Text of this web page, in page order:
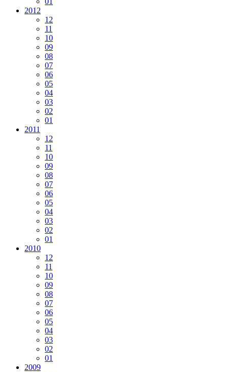
2012
12
11
10
09
08
07
06
05
04
03
02
01
2011
12
11
10
09
08
07
06
05
04
03
02
01
2010
12
11
10
09
08
07
06
05
04
03
02
01
2009